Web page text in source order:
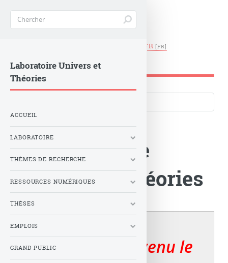
Observatoire de Paris
FR
Langues du site
Le Laboratoire
Univers et Théories
Le LuTh est devenu le
Laboratoire Univers et
Théories
ACCUEIL
LABORATOIRE
THÈMES DE RECHERCHE
RESSOURCES NUMÉRIQUES
THÈSES
EMPLOIS
GRAND PUBLIC